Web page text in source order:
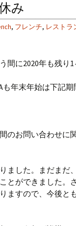
み
, フレンチ, レストラ
間に2020年も残り1
も年末年始は下記
のお問い合わせに
ました。まだまだ
とができました。
ますので、今後と